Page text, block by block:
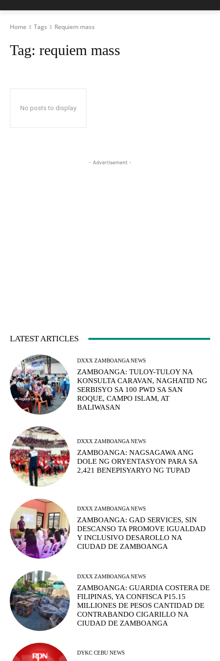
Home Tags Requiem mass
Tag: requiem mass
No posts to display
- Advertisement -
LATEST ARTICLES
DXXX ZAMBOANGA NEWS
ZAMBOANGA: TULOY-TULOY NA
KONSULTA CARAVAN, NAGHATID NG
SERBISYO SA 100 PWD SA SAN
ROQUE, CAMPO ISLAM, AT
BALIWASAN
DXXX ZAMBOANGA NEWS
ZAMBOANGA: NAGSAGAWA ANG
DOLE NG ORYENTASYON PARA SA
2,421 BENEPISYARYO NG TUPAD
DXXX ZAMBOANGA NEWS
ZAMBOANGA: GAD SERVICES, SIN
DESCANSO TA PROMOVE IGUALDAD
Y INCLUSIVO DESAROLLO NA
CIUDAD DE ZAMBOANGA
DXXX ZAMBOANGA NEWS
ZAMBOANGA: GUARDIA COSTERA DE
FILIPINAS, YA CONFISCA P15.15
MILLIONES DE PESOS CANTIDAD DE
CONTRABANDO CIGARILLO NA
CIUDAD DE ZAMBOANGA
DYKC CEBU NEWS